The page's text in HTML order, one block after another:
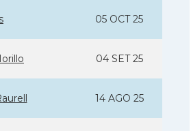
05 OCT 25
04 SET 25
14 AGO 25